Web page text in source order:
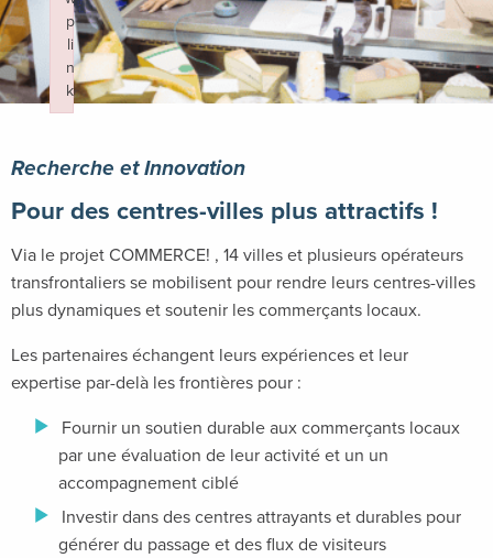
Recherche et Innovation
Pour des centres-villes plus attractifs !
Via le projet COMMERCE! , 14 villes et plusieurs opérateurs
transfrontaliers se mobilisent pour rendre leurs centres-villes
plus dynamiques et soutenir les commerçants locaux.
Les partenaires échangent leurs expériences et leur
expertise par-delà les frontières pour :
Fournir un soutien durable aux commerçants locaux
par une évaluation de leur activité et un un
accompagnement ciblé
Investir dans des centres attrayants et durables pour
générer du passage et des flux de visiteurs
p
li
n
k
Failed to initialize plugin: wplink